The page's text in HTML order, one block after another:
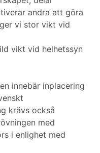
andra att göra
vi stor vikt vid
vikt vid helhetssyn
innebär inplacering
krävs också
med
i enlighet med